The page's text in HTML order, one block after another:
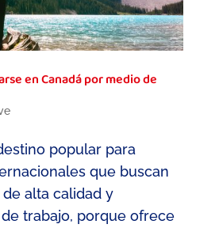
en Canadá por medio de
popular para
que buscan
alta calidad y
trabajo, porque ofrece